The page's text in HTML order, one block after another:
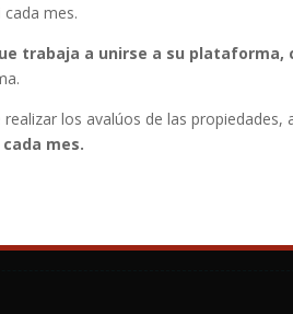
mes.
trabaja a unirse a su
los avalúos de las propiedades,
mes.